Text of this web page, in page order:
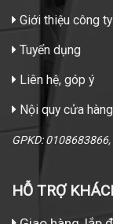
Giới thiệu công ty
Tuyển dụng
Liên hệ, góp ý
Nội quy cửa hàng
GPKD:
HỖ TRỢ